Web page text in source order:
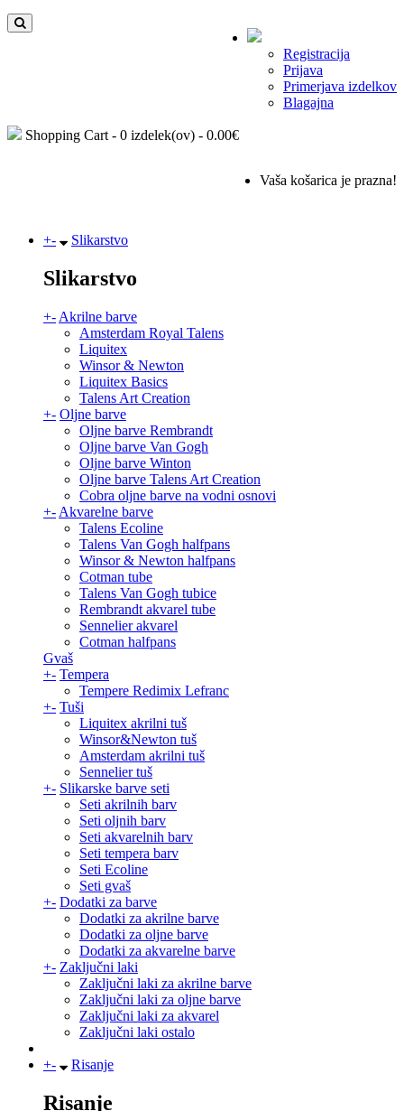
Registracija
Prijava
Primerjava izdelkov
Blagajna
Shopping Cart - 0 izdelek(ov) - 0.00€
Vaša košarica je prazna!
+- Slikarstvo
Slikarstvo
+- Akrilne barve
Amsterdam Royal Talens
Liquitex
Winsor & Newton
Liquitex Basics
Talens Art Creation
+- Oljne barve
Oljne barve Rembrandt
Oljne barve Van Gogh
Oljne barve Winton
Oljne barve Talens Art Creation
Cobra oljne barve na vodni osnovi
+- Akvarelne barve
Talens Ecoline
Talens Van Gogh halfpans
Winsor & Newton halfpans
Cotman tube
Talens Van Gogh tubice
Rembrandt akvarel tube
Sennelier akvarel
Cotman halfpans
Gvaš
+- Tempera
Tempere Redimix Lefranc
+- Tuši
Liquitex akrilni tuš
Winsor&Newton tuš
Amsterdam akrilni tuš
Sennelier tuš
+- Slikarske barve seti
Seti akrilnih barv
Seti oljnih barv
Seti akvarelnih barv
Seti tempera barv
Seti Ecoline
Seti gvaš
+- Dodatki za barve
Dodatki za akrilne barve
Dodatki za oljne barve
Dodatki za akvarelne barve
+- Zaključni laki
Zaključni laki za akrilne barve
Zaključni laki za oljne barve
Zaključni laki za akvarel
Zaključni laki ostalo
+- Risanje
Risanje